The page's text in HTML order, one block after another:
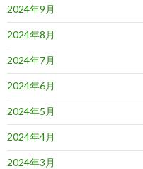
2024年9月
2024年8月
2024年7月
2024年6月
2024年5月
2024年4月
2024年3月